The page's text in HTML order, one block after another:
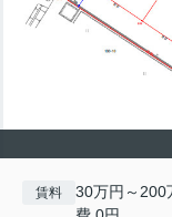
賃料
30万円～